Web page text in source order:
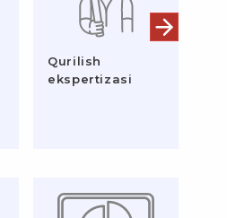
Qurilish
ekspertizasi